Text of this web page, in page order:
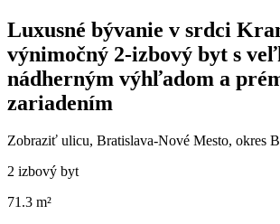
Luxusné bývanie v srdci
výnimočný 2-izbový byt s
nádherným výhľadom a
zariadením
Zobraziť ulicu, Bratislava-Nové Mesto, okres
2 izbový byt
71.3 m²